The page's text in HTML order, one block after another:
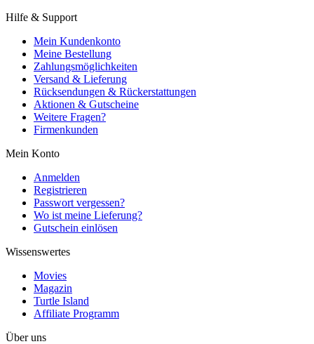
Hilfe & Support
Mein Kundenkonto
Meine Bestellung
Zahlungsmöglichkeiten
Versand & Lieferung
Rücksendungen & Rückerstattungen
Aktionen & Gutscheine
Weitere Fragen?
Firmenkunden
Mein Konto
Anmelden
Registrieren
Passwort vergessen?
Wo ist meine Lieferung?
Gutschein einlösen
Wissenswertes
Movies
Magazin
Turtle Island
Affiliate Programm
Über uns